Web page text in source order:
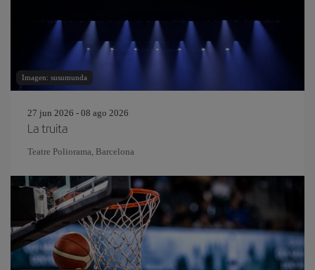
Imagen: susumunda
27 jun 2026 - 08 ago 2026
La truita
Teatre Poliorama, Barcelona